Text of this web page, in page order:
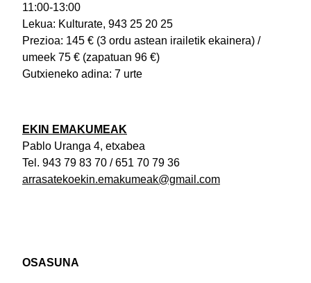
11:00-13:00
Lekua: Kulturate, 943 25 20 25
Prezioa: 145 € (3 ordu astean irailetik ekainera) /
umeek 75 € (zapatuan 96 €)
Gutxieneko adina: 7 urte
EKIN EMAKUMEAK
Pablo Uranga 4, etxabea
Tel. 943 79 83 70 / 651 70 79 36
arrasatekoekin.emakumeak@gmail.com
OSASUNA